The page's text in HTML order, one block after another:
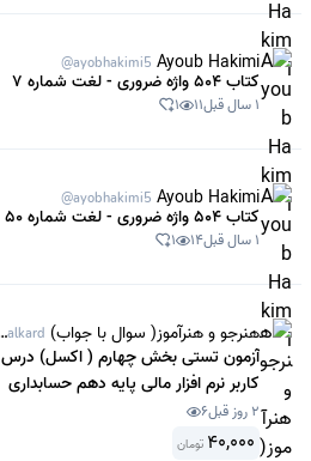
Ayoub Hakimi
@ayobhakimi5
کتاب 504 واژه ضروری - لغت شماره 7
1 سال قبل 11
1
Ayoub Hakimi
@ayobhakimi5
کتاب 504 واژه ضروری - لغت شماره 50
1 سال قبل 14
1
هنرجو و هنرآموز( سوال با جواب) @Sanjeshamalkard
آزمون تستی بخش چهارم ( اکسل) درس
کاربر نرم افزار مالی پایه دهم حسابداری
شاخه کاردانش بهمن1404 با جواب.
2 روز قبل 6
40,000 تومان